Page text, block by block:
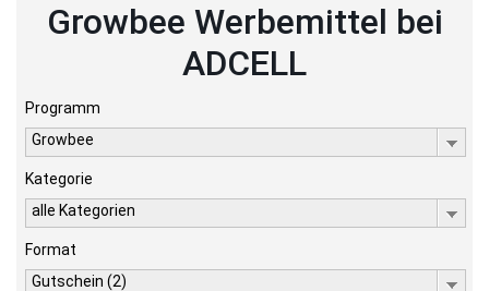
Growbee Werbemittel bei
ADCELL
Programm
Growbee
Kategorie
alle Kategorien
Format
Gutschein (2)